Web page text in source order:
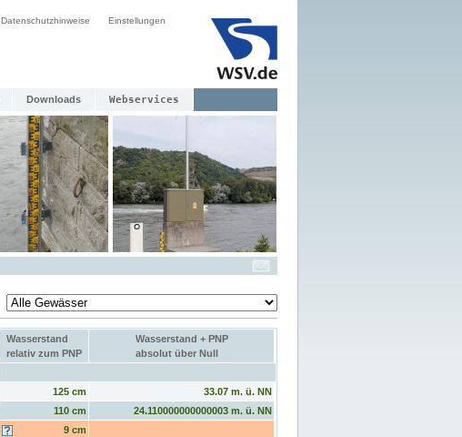
Datenschutzhinweise Einstellungen
Downloads Webservices
Wasserstand
relativ zum PNP
Wasserstand + PNP
absolut über Null
125 cm
33.07 m. ü. NN
110 cm
24.110000000000003 m. ü. NN
9 cm